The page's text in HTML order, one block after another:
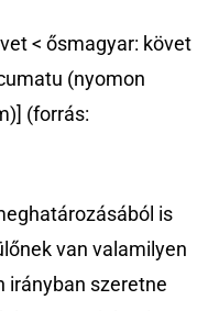
< ősmagyar: követ
(nyomon
(forrás:
is
van valamilyen
irányban szeretne